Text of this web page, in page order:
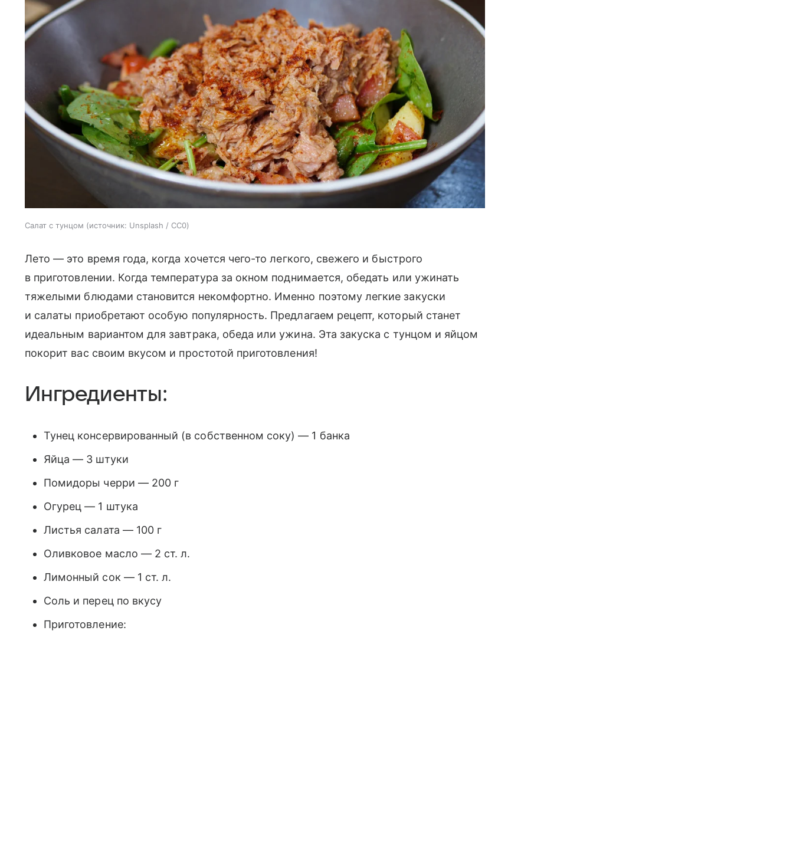
Салат с тунцом источник: Unsplash / CC0
Лето — это время года, когда хочется чего-то легкого, свежего и быстрого
в приготовлении. Когда температура за окном поднимается, обедать или ужинать
тяжелыми блюдами становится некомфортно. Именно поэтому легкие закуски
и салаты приобретают особую популярность. Предлагаем рецепт, который станет
идеальным вариантом для завтрака, обеда или ужина. Эта закуска с тунцом и яйцом
покорит вас своим вкусом и простотой приготовления!
Ингредиенты:
Тунец консервированный (в собственном соку) — 1 банка
Яйца — 3 штуки
Помидоры черри — 200 г
Огурец — 1 штука
Листья салата — 100 г
Оливковое масло — 2 ст. л.
Лимонный сок — 1 ст. л.
Соль и перец по вкусу
Приготовление: